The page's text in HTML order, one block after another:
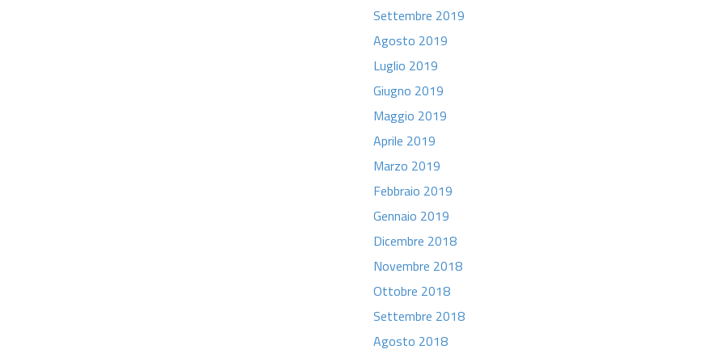
Settembre 2019
Agosto 2019
Luglio 2019
Giugno 2019
Maggio 2019
Aprile 2019
Marzo 2019
Febbraio 2019
Gennaio 2019
Dicembre 2018
Novembre 2018
Ottobre 2018
Settembre 2018
Agosto 2018